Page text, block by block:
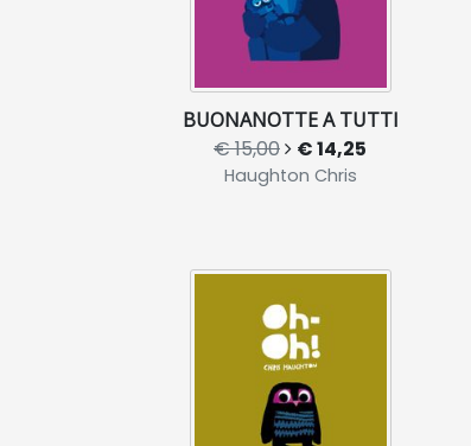
BUONANOTTE A TUTTI
€ 15,00 € 14,25
Haughton Chris